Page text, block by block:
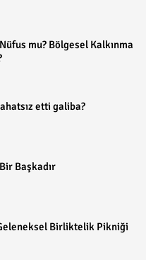
mu? Bölgesel Kalkınma
etti galiba?
Başkadır
Birliktelik Pikniği